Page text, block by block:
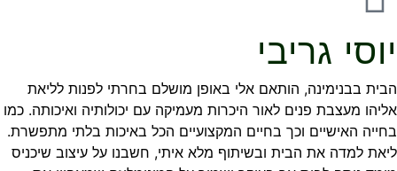
יוסי גריבי
הבית בבנימינה, הותאם אלי באופן מושלם בחרתי לפנות לליאת
אליהו מעצבת פנים לאור היכרות מעמיקה עם יכולותיה ואיכותה. כמו
בחייה האישיים וכך בחיים המקצועיים הכל באיכות בלתי מתפשרת.
ליאת למדה את הבית ובשיתוף מלא איתי, חשבנו על עיצוב שיכניס